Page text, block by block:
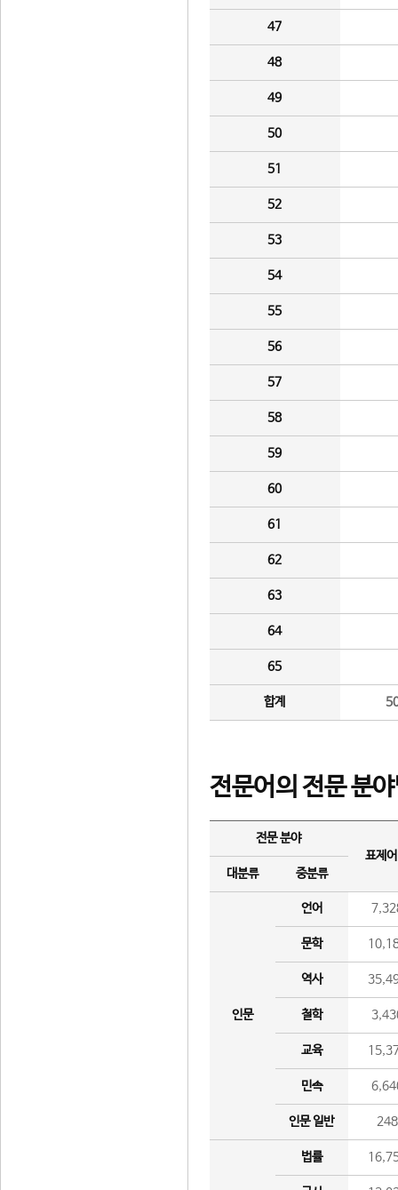
47
48
49
50
51
52
53
54
55
56
57
58
59
60
61
62
63
64
65
합계
전문어의 전문 분
전문 분야
표제
대분류
중분류
인문
언어
문학
역사
철학
교육
민속
인문 일반 248
법률